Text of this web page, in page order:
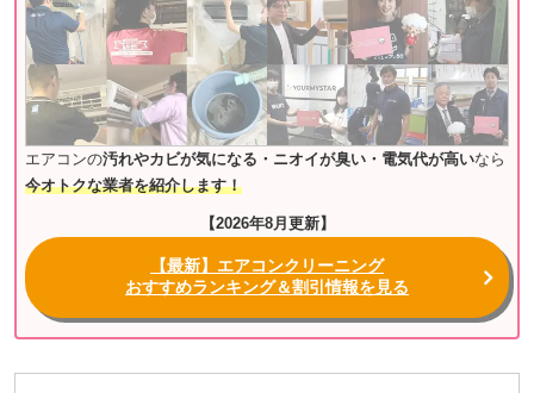
エアコンの汚れやカビが気になる・ニオイが臭い・電気代が高いなら
今オトクな業者を紹介します！
【2026年8月更新】
【最新】エアコンクリーニング
おすすめランキング＆割引情報を見る